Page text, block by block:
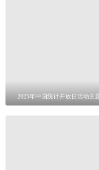
2025年中国统计开放日活动主